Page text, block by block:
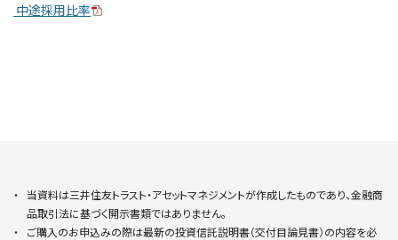
中途採用比率
当資料は三井住友トラスト・アセットマネジメントが作成したものであり、金融商
品取引法に基づく開示書類ではありません。
ご購入のお申込みの際は最新の投資信託説明書（交付目論見書）の内容を必